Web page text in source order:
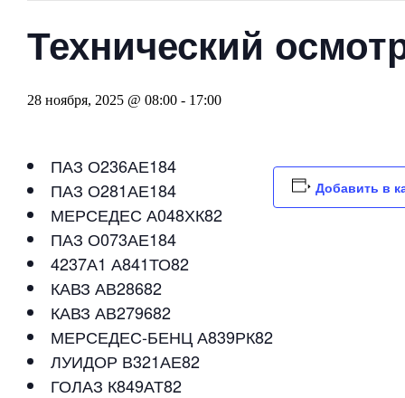
Технический
28 ноября, 2025 @ 08:00 - 17:00
ПАЗ О236АЕ184
ПАЗ О281АЕ184
МЕРСЕДЕС А048ХК82
ПАЗ О073АЕ184
4237А1 А841ТО82
КАВЗ АВ28682
КАВЗ АВ279682
МЕРСЕДЕС-БЕНЦ А839РК82
ЛУИДОР В321АЕ82
ГОЛАЗ К849АТ82
Добавить в